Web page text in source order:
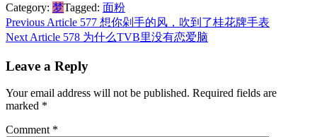
Category: 梦Tagged: 面粉
Post
navigation
Previous Article 577 想你剁手的风，吹到了桂花牌手表
Next Article 578 为什么TVB里没有恋爱脑
Leave a Reply
Your email address will not be published. Required fields are
marked *
Comment *